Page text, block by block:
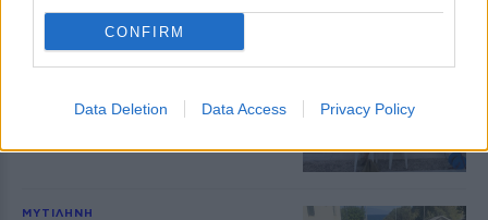
CONFIRM
Data Deletion Data Access Privacy Policy
ΡΕΠΟΡΤΑΖ
Για τον «πυρηνικό εφιάλτη»
Μια συγκέντρωση γεμάτη
μηνύματα και νοήματα για τον
ΜΥΤΙΛΗΝΗ